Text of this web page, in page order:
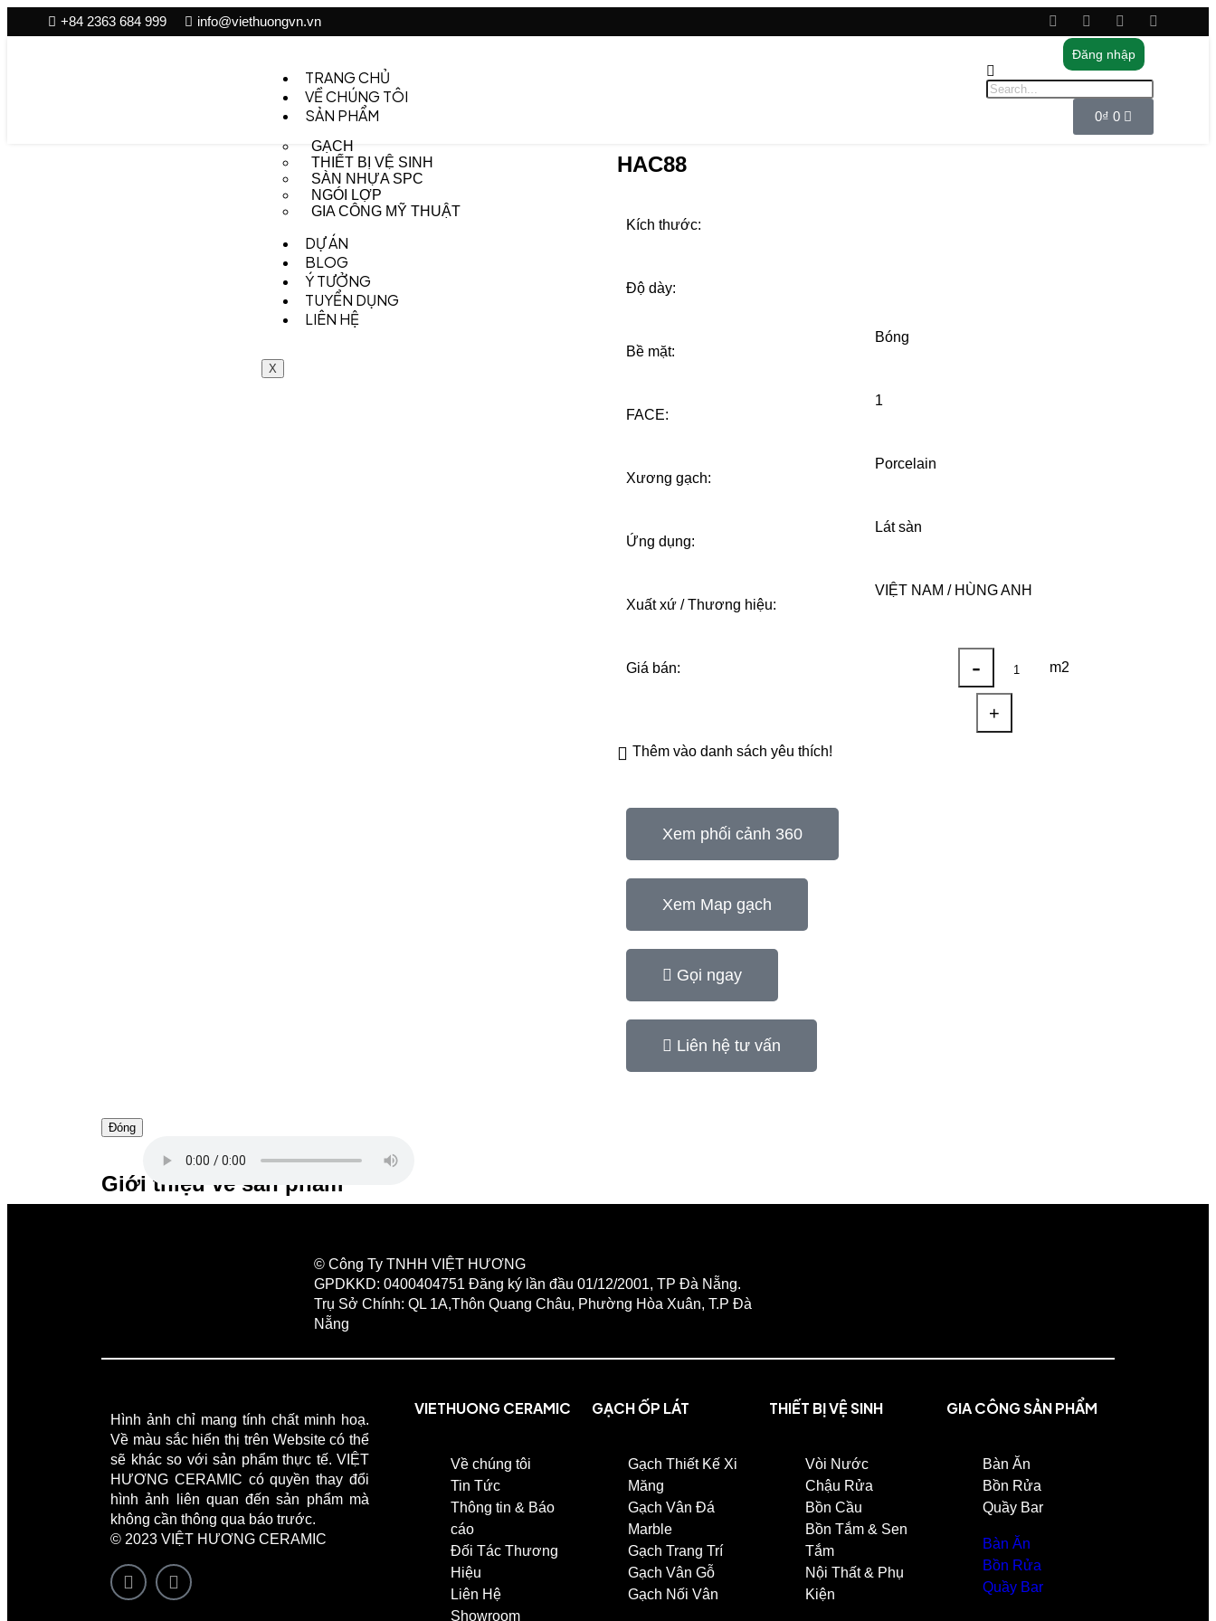
+84 2363 684 999 info@viethuongvn.vn
TRANG CHỦ
VỀ CHÚNG TÔI
SẢN PHẨM
GẠCH
THIẾT BỊ VỆ SINH
SÀN NHỰA SPC
NGÓI LỢP
GIA CÔNG MỸ THUẬT
DỰ ÁN
BLOG
Ý TƯỞNG
TUYỂN DỤNG
LIÊN HỆ
X
Đăng nhập
0₫ 0
HAC88
Kích thước:
Độ dày:
Bề mặt:
Bóng
FACE:
1
Xương gạch:
Porcelain
Ứng dụng:
Lát sàn
Xuất xứ / Thương hiệu:
VIỆT NAM / HÙNG ANH
Giá bán: - m2
+
Thêm vào danh sách yêu thích!
Xem phối cảnh 360
Xem Map gạch
Gọi ngay
Liên hệ tư vấn
Đóng
Giới thiệu về sản phẩm
© Công Ty TNHH VIỆT HƯƠNG
GPDKKD: 0400404751 Đăng ký lần đầu 01/12/2001, TP Đà Nẵng.
Trụ Sở Chính: QL 1A,Thôn Quang Châu, Phường Hòa Xuân, T.P Đà
Nẵng
Hình ảnh chỉ mang tính chất minh hoạ.
Về màu sắc hiển thị trên Website có thể
sẽ khác so với sản phẩm thực tế. VIỆT
HƯƠNG CERAMIC có quyền thay đổi
hình ảnh liên quan đến sản phẩm mà
không cần thông qua báo trước.
© 2023 VIỆT HƯƠNG CERAMIC
VIETHUONG CERAMIC
Về chúng tôi
Tin Tức
Thông tin & Báo
cáo
Đối Tác Thương
Hiệu
Liên Hệ
Showroom
GẠCH ỐP LÁT
Gạch Thiết Kế Xi
Măng
Gạch Vân Đá
Marble
Gạch Trang Trí
Gạch Vân Gỗ
Gạch Nối Vân
THIẾT BỊ VỆ SINH
Vòi Nước
Chậu Rửa
Bồn Cầu
Bồn Tắm & Sen
Tắm
Nội Thất & Phụ
Kiện
GIA CÔNG SẢN PHẨM
Bàn Ăn
Bồn Rửa
Quầy Bar
Bàn Ăn
Bồn Rửa
Quầy Bar